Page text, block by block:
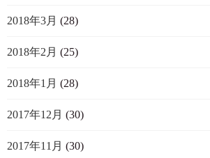
2018年3月 (28)
2018年2月 (25)
2018年1月 (28)
2017年12月 (30)
2017年11月 (30)